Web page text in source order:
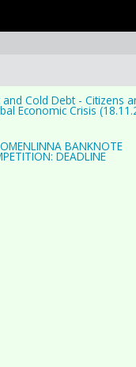
and Cold Debt - Citizens
Economic Crisis
BANKNOTE
DEADLINE